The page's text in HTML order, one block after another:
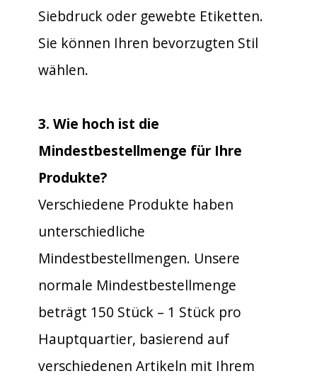
Siebdruck oder gewebte Etiketten.
Sie können Ihren bevorzugten Stil
wählen.
3. Wie hoch ist die
Mindestbestellmenge für Ihre
Produkte?
Verschiedene Produkte haben
unterschiedliche
Mindestbestellmengen. Unsere
normale Mindestbestellmenge
beträgt 150 Stück – 1 Stück pro
Hauptquartier, basierend auf
verschiedenen Artikeln mit Ihrem